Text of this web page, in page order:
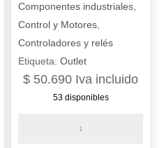
Componentes industriales
Control y Motores
Controladores y relés
Etiqueta: Outlet
$ 50.690 Iva incluido
53 disponibles